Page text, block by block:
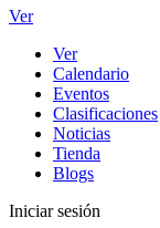
Ver
Ver
Calendario
Eventos
Clasificaciones
Noticias
Tienda
Blogs
Iniciar sesión